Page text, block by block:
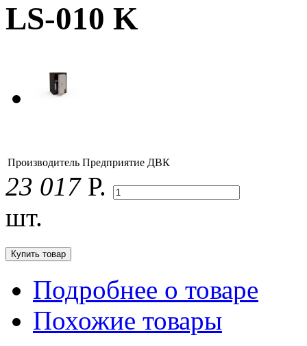
LS-010 K
Производитель Предприятие ДВК
23 017Р.
шт.
Подробнее о товаре
Похожие товары